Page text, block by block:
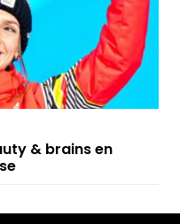
& brains en